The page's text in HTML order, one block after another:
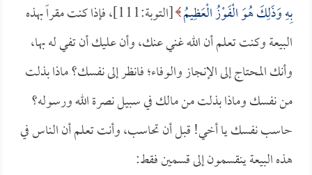
بِهِ وَذَلِكَ هُوَ الْفَوْزُ الْعَظِيمُ
[التوبة:111]، فإذا كنت مقراً بهذه
البيعة وكنت تعلم أن الله غني عنك، وأن عليك أن تفي له بها،
وأنك المحتاج إلى الإنجاز والوفاء؛ فانظر إلى نفسك؟ ماذا بذلت
من نفسك وماذا بذلت من مالك في سبيل نصرة الله ورسوله؟
حاسب نفسك يا أخي! قبل أن تحاسب، وأنت تعلم أن الناس في
هذه البيعة ينقسمون إلى قسمين فقط: